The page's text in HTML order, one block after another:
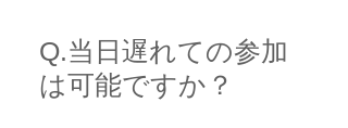
Q.当日遅れての参加
は可能ですか？